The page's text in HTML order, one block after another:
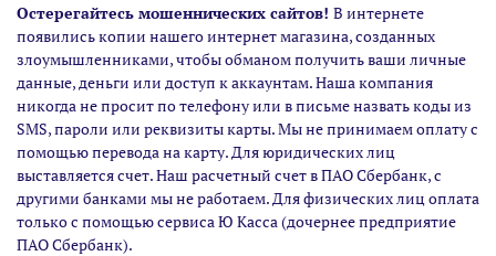
Остерегайтесь мошеннических сайтов! В интернете
появились копии нашего интернет магазина,созданных
злоумышленниками, чтобы обманом получить ваши личные
данные, деньги или доступ к аккаунтам. Наша компания
никогда не просит по телефону или в письме назвать коды из
SMS, пароли или реквизиты карты. Мы не принимаем оплату с
помощью перевода на карту. Для юридических лиц
выставляется счет. Наш расчетный счет в ПАО Сбербанк, с
другими банками мы не работаем. Для физических лиц оплата
только с помощью сервиса Ю Касса (дочернее предприятие
ПАО Сбербанк).